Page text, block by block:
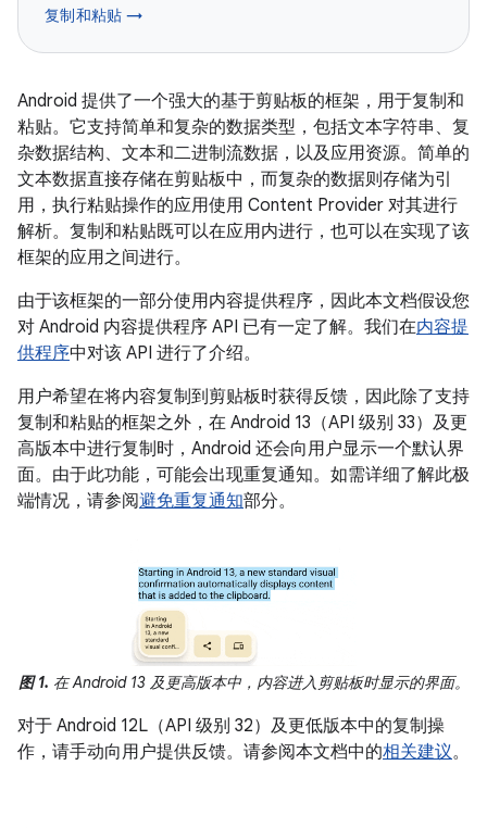
复制和粘贴 →
Android 提供了一个强大的基于剪贴板的框架，用于复制和
粘贴。它支持简单和复杂的数据类型，包括文本字符串、复
杂数据结构、文本和二进制流数据，以及应用资源。简单的
文本数据直接存储在剪贴板中，而复杂的数据则存储为引
用，执行粘贴操作的应用使用 Content Provider 对其进行
解析。复制和粘贴既可以在应用内进行，也可以在实现了该
框架的应用之间进行。
由于该框架的一部分使用内容提供程序，因此本文档假设您
对 Android 内容提供程序 API 已有一定了解。我们在内容提
供程序中对该 API 进行了介绍。
用户希望在将内容复制到剪贴板时获得反馈，因此除了支持
复制和粘贴的框架之外，在 Android 13（API 级别 33）及更
高版本中进行复制时，Android 还会向用户显示一个默认界
面。由于此功能，可能会出现重复通知。如需详细了解此极
端情况，请参阅避免重复通知部分。
图 1. 在 Android 13 及更高版本中，内容进入剪贴板时显示的界面。
对于 Android 12L（API 级别 32）及更低版本中的复制操
作，请手动向用户提供反馈。请参阅本文档中的相关建议。